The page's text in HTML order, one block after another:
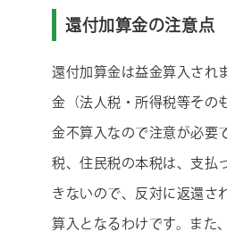
還付加算金の注意点
還付加算金は益金算入され
金（法人税・所得税等その
金不算入なので注意が必要
税、住民税の本税は、支払
きないので、反対に返還さ
算入となるわけです。また